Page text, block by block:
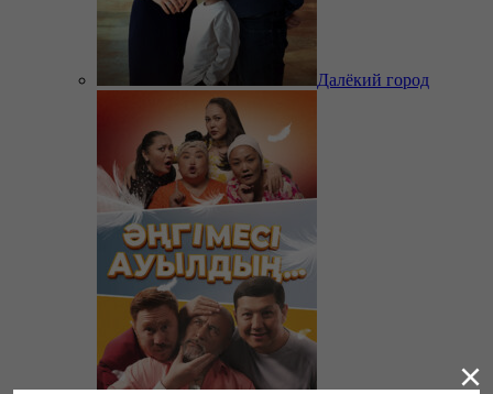
Далёкий город
×